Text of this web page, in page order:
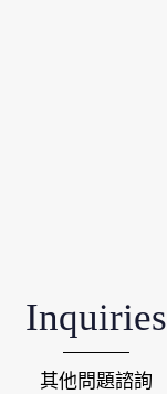
Inquiries
其他問題諮詢